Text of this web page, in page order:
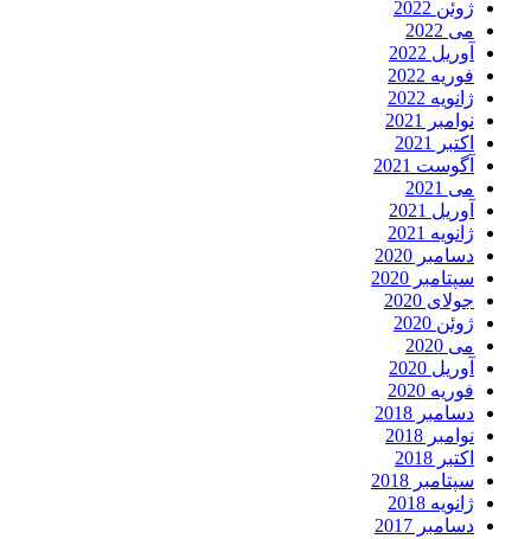
ژوئن 2022
می 2022
آوریل 2022
فوریه 2022
ژانویه 2022
نوامبر 2021
اکتبر 2021
آگوست 2021
می 2021
آوریل 2021
ژانویه 2021
دسامبر 2020
سپتامبر 2020
جولای 2020
ژوئن 2020
می 2020
آوریل 2020
فوریه 2020
دسامبر 2018
نوامبر 2018
اکتبر 2018
سپتامبر 2018
ژانویه 2018
دسامبر 2017